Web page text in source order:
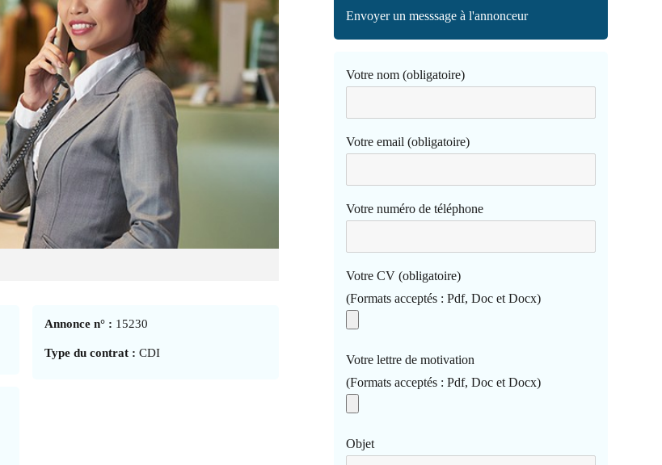
Annonce n° : 15230
Type du contrat : CDI
Envoyer un messsage à l'annonceur
Votre nom (obligatoire)
Votre email (obligatoire)
Votre numéro de téléphone
Votre CV (obligatoire)
(Formats acceptés : Pdf, Doc et Docx)
Votre lettre de motivation
(Formats acceptés : Pdf, Doc et Docx)
Objet